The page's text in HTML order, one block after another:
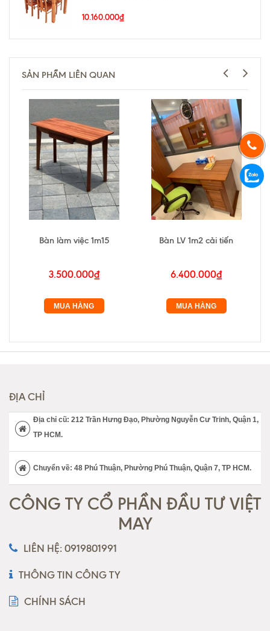
10.160.000₫
SẢN PHẨM LIÊN QUAN
Bàn làm việc 1m15
3.500.000₫
MUA HÀNG
Bàn LV 1m2 cải tiến
6.400.000₫
MUA HÀNG
ĐỊA CHỈ
Địa chỉ cũ: 212 Trần Hưng Đạo, Phường Nguyễn Cư Trinh, Quận 1,
TP HCM.
Chuyển về: 48 Phú Thuận, Phường Phú Thuận, Quận 7, TP HCM.
CÔNG TY CỔ PHẦN ĐẦU TƯ VIỆT
MAY
LIÊN HỆ: 0919801991
THÔNG TIN CÔNG TY
CHÍNH SÁCH